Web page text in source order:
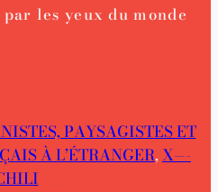
les yeux du monde
PAYSAGISTES ET
À L’ÉTRANGER, X—-